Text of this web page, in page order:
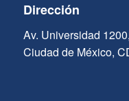
Dirección
Av. Universidad
Ciudad de México,